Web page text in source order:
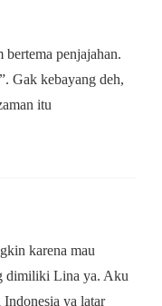
penjajahan.
Gak kebayang deh,
itu
karena mau
dimiliki Lina ya. Aku
ya latar